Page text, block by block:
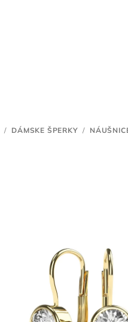
/ DÁMSKE ŠPERKY /